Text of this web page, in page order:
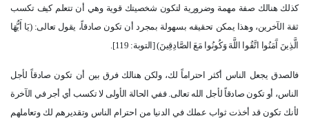
كذلك هنالك صفة مهمة وضرورية لتكون شخصيتك قوية وهي أن تتعلم كيف تكسب
ثقة الآخرين، وهذا يمكن تحقيقه بسهولة بمجرد أن تكون صادقاً، يقول تعالى: (يَا أَيُّهَا
الَّذِينَ آَمَنُوا اتَّقُوا اللَّهَ وَكُونُوا مَعَ الصَّادِقِينَ) [التوبة: 119].
فالصدق يجعل الناس أكثر احتراماً لك، ولكن هنالك فرق بين أن تكون صادقاً لأجل
الناس، أو تكون صادقاً لأجل الله تعالى. ففي الحالة الأولى لا تكسب أي أجر في الآخرة
لأنك تكون قد أخذت ثواب عملك في الدنيا من احترام الناس وتقديرهم لك وتعاملهم